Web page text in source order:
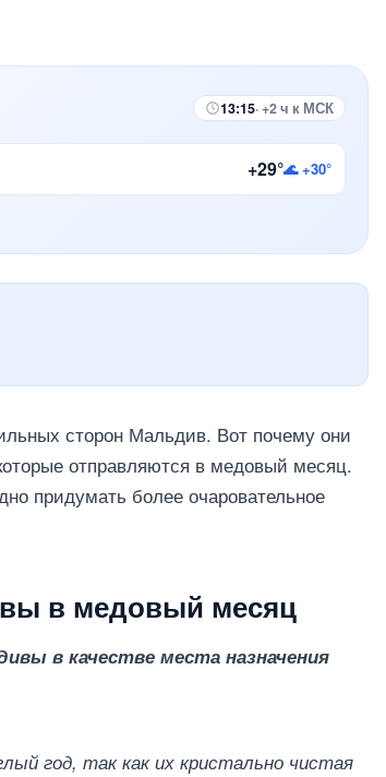
13:15· +2 ч к МСК
+29°🌊 +30°
сторон Мальдив. Вот почему они
отправляются в медовый месяц.
придумать более очаровательное
в медовый месяц
в качестве места назначения
год, так как их кристально чистая